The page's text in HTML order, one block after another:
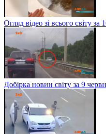
Огляд відео зі всього світу
Добірка новин світу за 9